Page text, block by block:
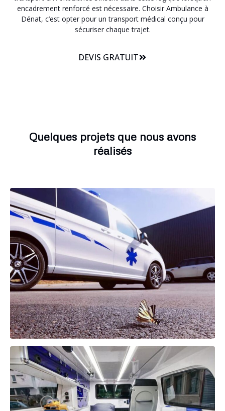
encadrement renforcé est nécessaire. Choisir Ambulance à
Dénat, c’est opter pour un transport médical conçu pour
sécuriser chaque trajet.
DEVIS GRATUIT
Quelques projets que nous avons
réalisés